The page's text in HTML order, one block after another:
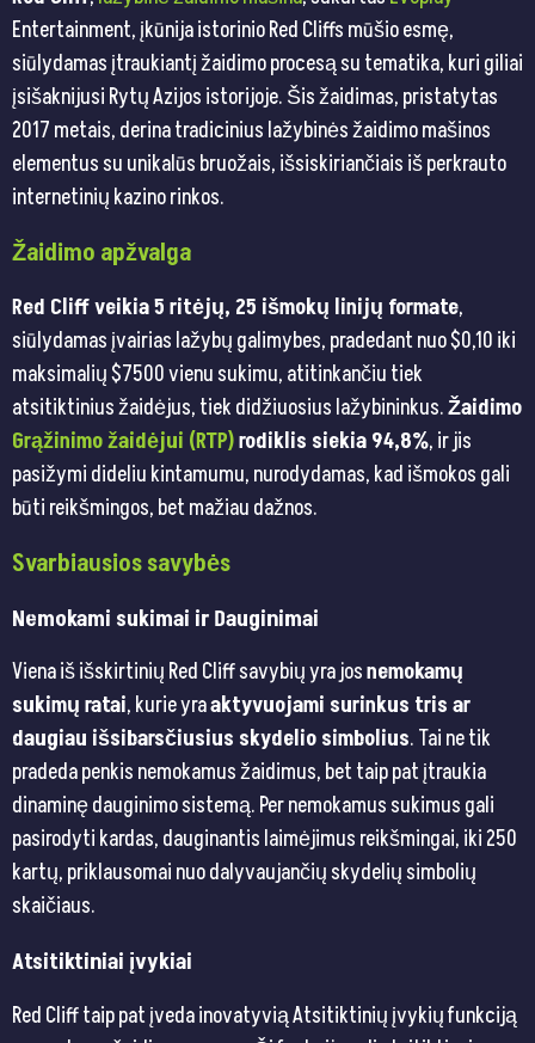
Entertainment, įkūnija istorinio Red Cliffs mūšio esmę,
siūlydamas įtraukiantį žaidimo procesą su tematika, kuri giliai
įsišaknijusi Rytų Azijos istorijoje. Šis žaidimas, pristatytas
2017 metais, derina tradicinius lažybinės žaidimo mašinos
elementus su unikalūs bruožais, išsiskiriančiais iš perkrauto
internetinių kazino rinkos.
Žaidimo apžvalga
Red Cliff veikia 5 ritėjų, 25 išmokų linijų formate,
siūlydamas įvairias lažybų galimybes, pradedant nuo $0,10 iki
maksimalių $7500 vienu sukimu, atitinkančiu tiek
atsitiktinius žaidėjus, tiek didžiuosius lažybininkus.Žaidimo
Grąžinimo žaidėjui (RTP)rodiklis siekia 94,8%, ir jis
pasižymi dideliu kintamumu, nurodydamas, kad išmokos gali
būti reikšmingos, bet mažiau dažnos.
Svarbiausios savybės
Nemokami sukimai ir Dauginimai
Viena iš išskirtinių Red Cliff savybių yra josnemokamų
sukimų ratai, kurie yraaktyvuojami surinkus tris ar
daugiau išsibarsčiusius skydelio simbolius. Tai ne tik
pradeda penkis nemokamus žaidimus, bet taip pat įtraukia
dinaminę dauginimo sistemą. Per nemokamus sukimus gali
pasirodyti kardas, dauginantis laimėjimus reikšmingai, iki 250
kartų, priklausomai nuo dalyvaujančių skydelių simbolių
skaičiaus.
Atsitiktiniai įvykiai
Red Cliff taip pat įveda inovatyvią Atsitiktinių įvykių funkciją